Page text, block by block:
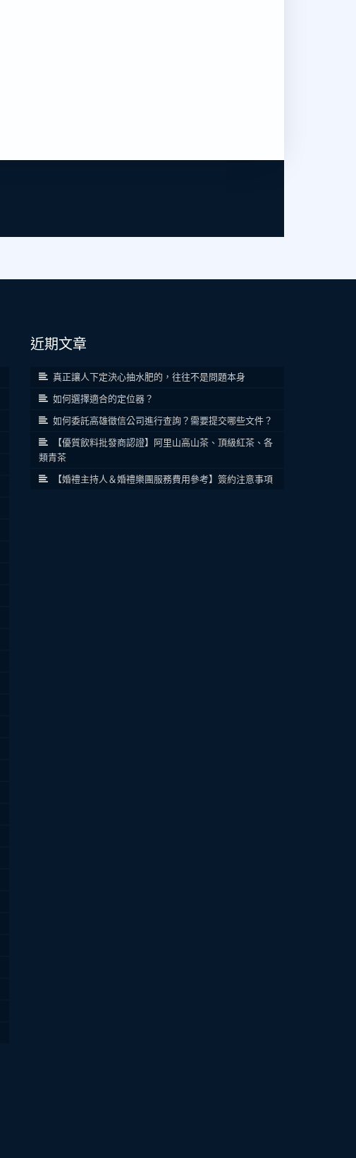
近期文章
真正讓人下定決心抽水肥的，往往不是問題本身
如何選擇適合的定位器？
如何委託高雄徵信公司進行查詢？需要提交哪些文件？
【優質飲料批發商認證】阿里山高山茶、頂級紅茶、各
類青茶
【婚禮主持人＆婚禮樂團服務費用參考】簽約注意事項